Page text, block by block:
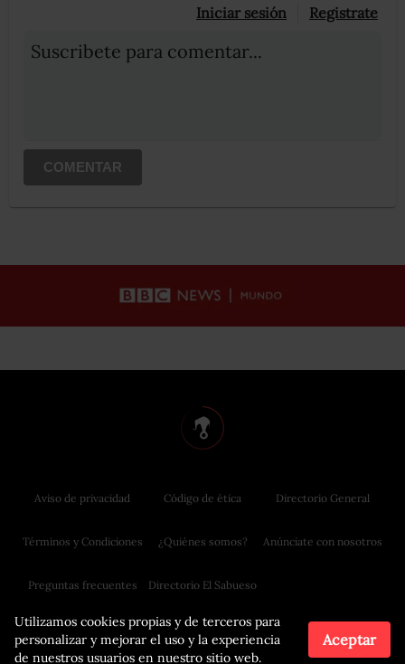
Iniciar sesión Registrate
Suscribete para comentar...
COMENTAR
Utilizamos cookies propias y de terceros para
personalizar y mejorar el uso y la experiencia
de nuestros usuarios en nuestro sitio web.
Aceptar
Aviso de privacidad
Términos y Condiciones
Preguntas frecuentes
Código de ética
¿Quiénes somos?
Directorio El Sabueso
Directorio General
Anúnciate con nosotros